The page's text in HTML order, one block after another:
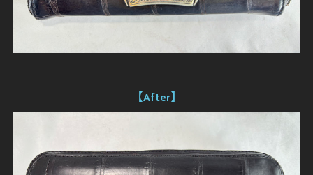
【After】